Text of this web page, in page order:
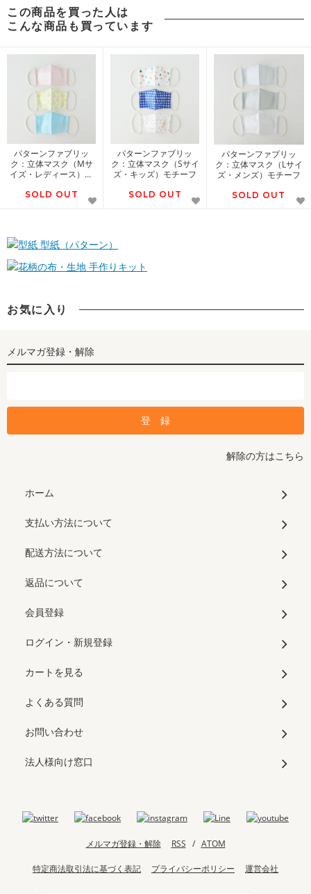
この商品を買った人は
こんな商品も買っています
パターンファブリッ
ク：立体マスク（Mサ
イズ・レディース）モ
SOLD OUT
パターンファブリッ
ク：立体マスク（Sサイ
ズ・キッズ）モチーフ
SOLD OUT
パターンファブリッ
ク：立体マスク（Lサイ
ズ・メンズ）モチーフ
SOLD OUT
型紙（パターン）
手作りキット
お気に入り
メルマガ登録・解除
解除の方はこちら
ホーム
支払い方法について
配送方法について
返品について
会員登録
ログイン・新規登録
カートを見る
よくある質問
お問い合わせ
法人様向け窓口
メルマガ登録・解除 RSS / ATOM
特定商法取引法に基づく表記 プライバシーポリシー 運営会社